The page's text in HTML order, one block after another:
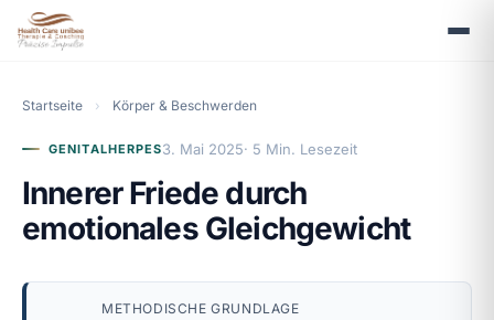
Startseite › Körper & Beschwerden
GENITALHERPES3. Mai 2025· 5 Min. Lesezeit
Innerer Friede durch
emotionales Gleichgewicht
METHODISCHE GRUNDLAGE